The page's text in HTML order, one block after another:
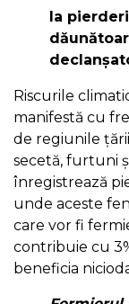
la
Riscurile
manifestă cu
de regiunile
secetă, furtuni
înregistrează
unde aceste
care vor fi
contribuie cu
beneficia